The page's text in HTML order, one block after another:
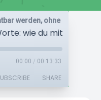
00:00 / 00:13:33
SHARE